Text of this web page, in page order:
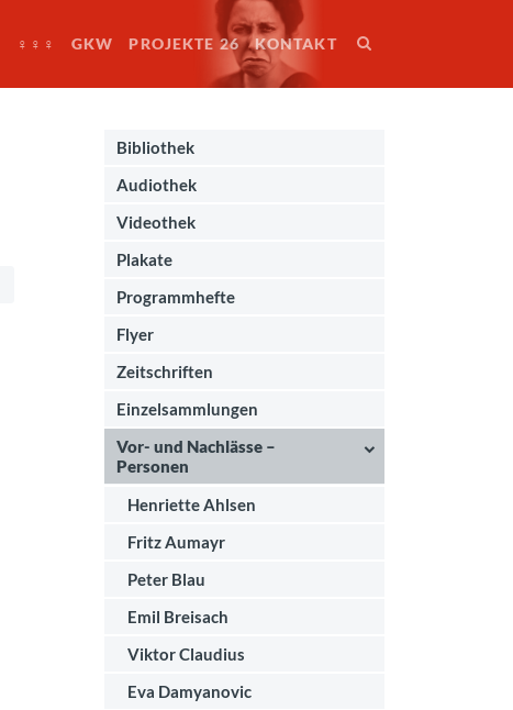
♀♀♀ GKW PROJEKTE 26 KONTAKT
Bibliothek
Audiothek
Videothek
Plakate
Programmhefte
Flyer
Zeitschriften
Einzelsammlungen
Vor- und Nachlässe –
Personen
Henriette Ahlsen
Fritz Aumayr
Peter Blau
Emil Breisach
Viktor Claudius
Eva Damyanovic